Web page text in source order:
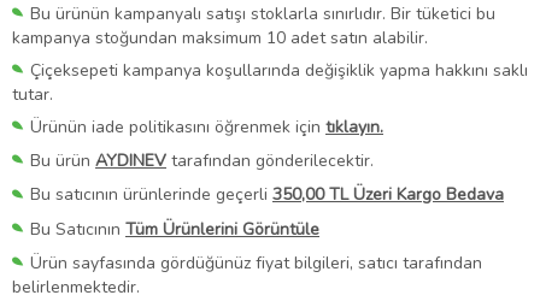
Bu ürünün kampanyalı satışı stoklarla sınırlıdır. Bir tüketici bu
kampanya stoğundan maksimum 10 adet satın alabilir.
Çiçeksepeti kampanya koşullarında değişiklik yapma hakkını saklı
tutar.
Ürünün iade politikasını öğrenmek için tıklayın.
Bu ürün AYDINEV tarafından gönderilecektir.
Bu satıcının ürünlerinde geçerli 350,00 TL Üzeri Kargo Bedava
Bu Satıcının Tüm Ürünlerini Görüntüle
Ürün sayfasında gördüğünüz fiyat bilgileri, satıcı tarafından
belirlenmektedir.